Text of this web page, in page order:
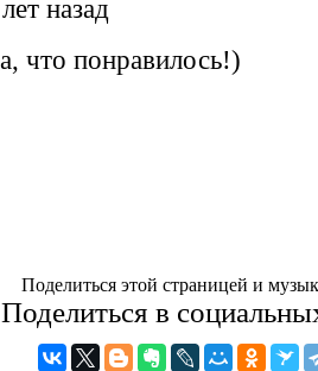
Поделиться этой страницей и
Поделиться в